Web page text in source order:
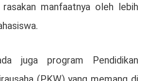
manfaatnya oleh lebih
juga program Pendidikan